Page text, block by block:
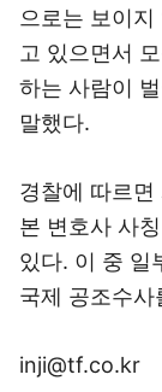
으로는 보이
고 있으면서
하는 사람이
말했다.
경찰에 따르
본 변호사 사
있다. 이 중 일
국제 공조수
inji@tf.co.kr